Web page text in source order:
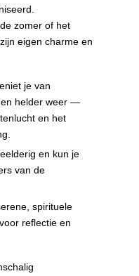
zomer of het
eigen charme en
je van
helder weer —
en het
en kun je
van de
spirituele
reflectie en